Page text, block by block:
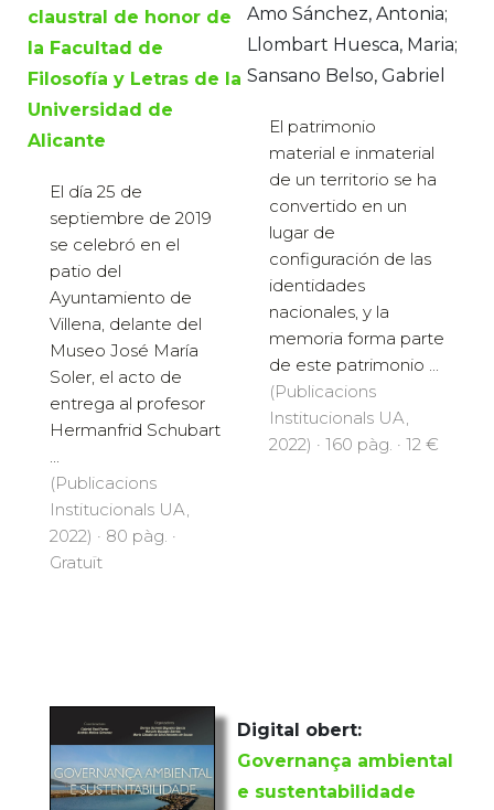
claustral de honor de
la Facultad de
Filosofía y Letras de la
Universidad de
Alicante
El día 25 de
septiembre de 2019
se celebró en el
patio del
Ayuntamiento de
Villena, delante del
Museo José María
Soler, el acto de
entrega al profesor
Hermanfrid Schubart
(Publicacions
Institucionals UA,
2022) · 80 pàg. ·
Gratuït
Amo Sánchez, Antonia;
Llombart Huesca, Maria;
Sansano Belso, Gabriel
El patrimonio
material e inmaterial
de un territorio se ha
convertido en un
lugar de
configuración de las
identidades
nacionales, y la
memoria forma parte
de este patrimonio ...
(Publicacions
Institucionals UA,
2022) · 160 pàg. · 12 €
Digital obert:
Governança ambiental
e sustentabilidade